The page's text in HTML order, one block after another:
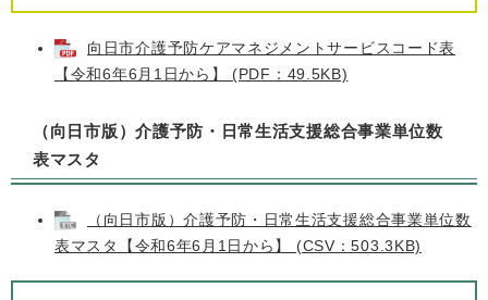
向日市介護予防ケアマネジメントサービスコード表
【令和6年6月1日から】 (PDF：49.5KB)
（向日市版）介護予防・日常生活支援総合事業単位数
表マスタ
（向日市版）介護予防・日常生活支援総合事業単位数
表マスタ【令和6年6月1日から】 (CSV：503.3KB)